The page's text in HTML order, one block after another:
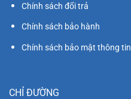
Chính sách đổi trả
Chính sách bảo hành
Chính sách bảo mật thông tin
CHỈ ĐƯỜNG